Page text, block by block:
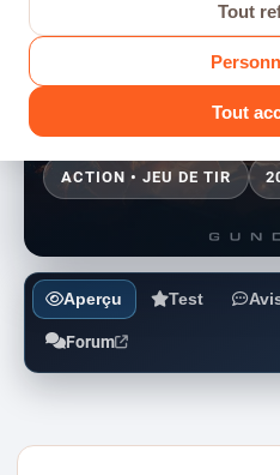
FICHE JEU
GUNDAM
ACTION • JEU DE TIR
Aperçu Test
Forum
Tout
Tout